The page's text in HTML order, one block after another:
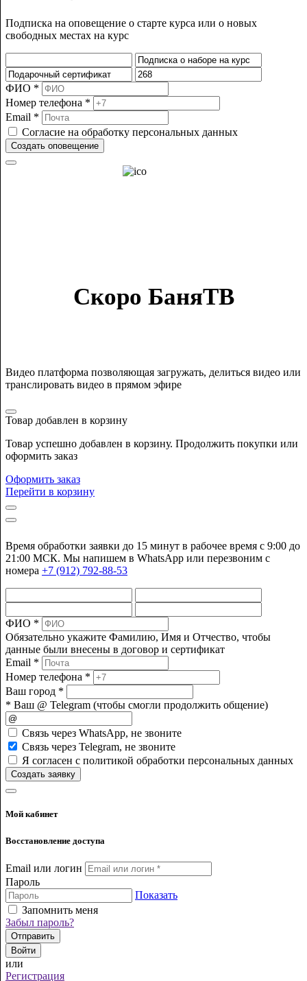
Подписка на оповещение о старте курса или о новых
свободных местах на курс
ФИО *
Номер телефона *
Email *
Согласие на обработку персональных данных
Создать оповещение
Скоро БаняТВ
Видео платформа позволяющая загружать, делиться видео или
транслировать видео в прямом эфире
Товар добавлен в корзину
Товар успешно добавлен в корзину. Продолжить покупки или
оформить заказ
Оформить заказ
Перейти в корзину
Время обработки заявки до 15 минут в рабочее время c 9:00 до
21:00 МСК. Мы напишем в WhatsApp или перезвоним с
номера +7 (912) 792-88-53
ФИО *
Обязательно укажите Фамилию, Имя и Отчество, чтобы
данные были внесены в договор и сертификат
Email *
Номер телефона *
Ваш город *
* Ваш @ Telegram (чтобы смогли продолжить общение)
Cвязь через WhatsApp, не звоните
Cвязь через Telegram, не звоните
Я согласен с политикой обработки персональных данных
Создать заявку
Мой кабинет
Восстановление доступа
Email или логин
Пароль
Показать
Запомнить меня
Забыл пароль?
Отправить
Войти
или
Регистрация